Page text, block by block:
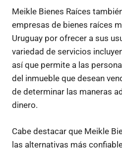
Meikle Bienes Raíces
empresas de bienes raíces
Uruguay por ofrecer a sus
variedad de servicios
así que permite a las
del inmueble que desean
de determinar las maneras
dinero.
Cabe destacar que Meikle
las alternativas más